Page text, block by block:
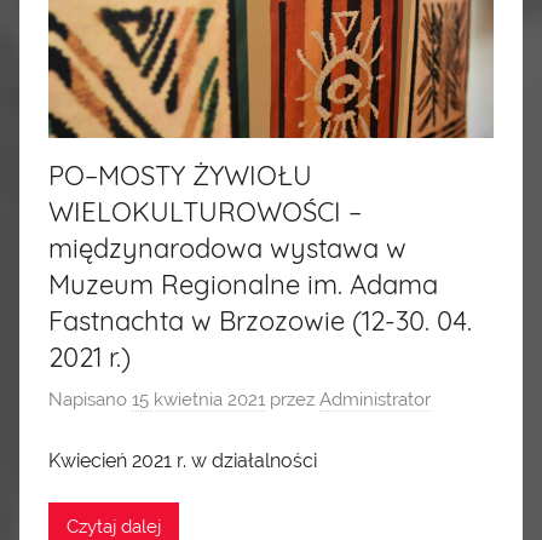
PO–MOSTY ŻYWIOŁU
WIELOKULTUROWOŚCI –
międzynarodowa wystawa w
Muzeum Regionalne im. Adama
Fastnachta w Brzozowie (12-30. 04.
2021 r.)
Napisano 15 kwietnia 2021 przez Administrator
Kwiecień 2021 r. w działalności
Czytaj dalej